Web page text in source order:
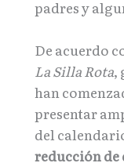
padres y
De acuerdo
La Silla Rota,
han
presentar
del
reducción de